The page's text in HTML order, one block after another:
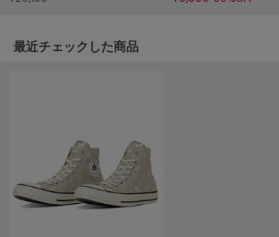
le coq sportif
ルコックスポルティフ
関連記事
最近チェックした商品